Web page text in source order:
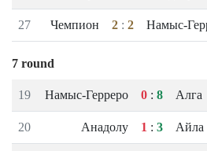
27 Чемпион 2 : 2 Намыс-
7 round
19 Намыс-Герреро 0 : 8 Алга
20 Анадолу 1 : 3 Айла